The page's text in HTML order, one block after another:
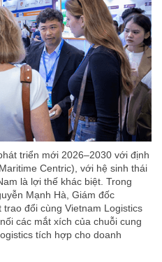
triển mới 2026–2030 với định
Centric), với hệ sinh thái
là lợi thế khác biệt. Trong
Mạnh Hà, Giám đốc
đổi cùng Vietnam Logistics
các mắt xích của chuỗi cung
tích hợp cho doanh